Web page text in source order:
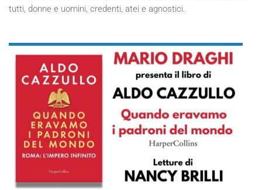
tutti, donne e uomini, credenti, atei e agnostici.